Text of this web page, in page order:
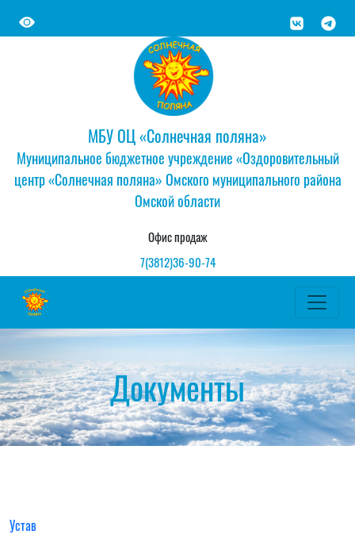
МБУ ОЦ «Солнечная поляна»
Муниципальное бюджетное учреждение «Оздоровительный
центр «Солнечная поляна» Омского муниципального района
Омской области
Офис продаж
7(3812)36-90-74
Документы
Устав